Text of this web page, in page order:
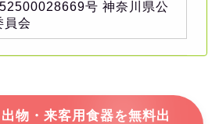
号 神奈川県公
員会
物・来客用食器を無料出